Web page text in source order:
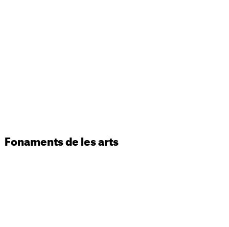
Fonaments de les arts